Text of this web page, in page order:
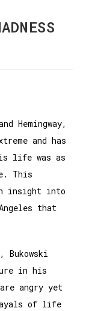
Hemingway,
and has
life was as
This
insight into
that
in his
angry yet
of life